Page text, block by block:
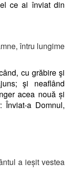
ce ai înviat din
întru lungime
cu grăbire şi
şi neaflând
acea nouă și
Înviat-a Domnul,
a ieșit vestea